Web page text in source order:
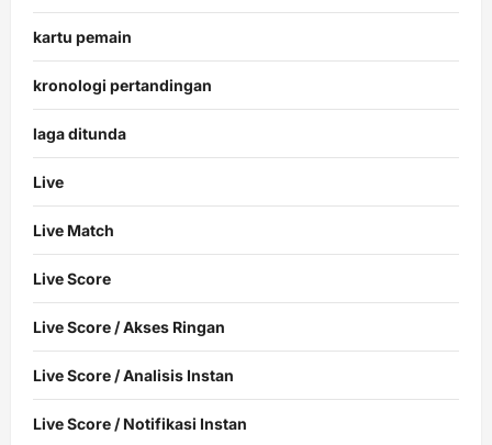
kartu pemain
kronologi pertandingan
laga ditunda
Live
Live Match
Live Score
Live Score / Akses Ringan
Live Score / Analisis Instan
Live Score / Notifikasi Instan